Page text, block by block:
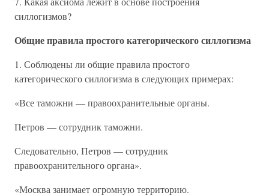
силлогизмов?
Общие правила простого категорического силлогизма
1. Соблюдены ли общие правила простого
категорического силлогизма в следующих примерах:
«Все таможни — правоохранительные органы.
Петров — сотрудник таможни.
Следовательно, Петров — сотрудник
правоохранительного органа».
«Москва занимает огромную территорию.